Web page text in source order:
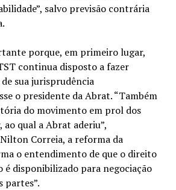
salvo previsão contrária
porque, em primeiro lugar,
continua disposto a fazer
sua jurisprudência
o presidente da Abrat. “Também
do movimento em prol dos
qual a Abrat aderiu”,
Correia, a reforma da
o entendimento de que o direito
disponibilizado para negociação
partes”.